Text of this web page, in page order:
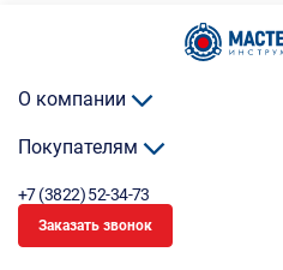
О компании
Покупателям
+7 (3822) 52-34-73
Заказать звонок